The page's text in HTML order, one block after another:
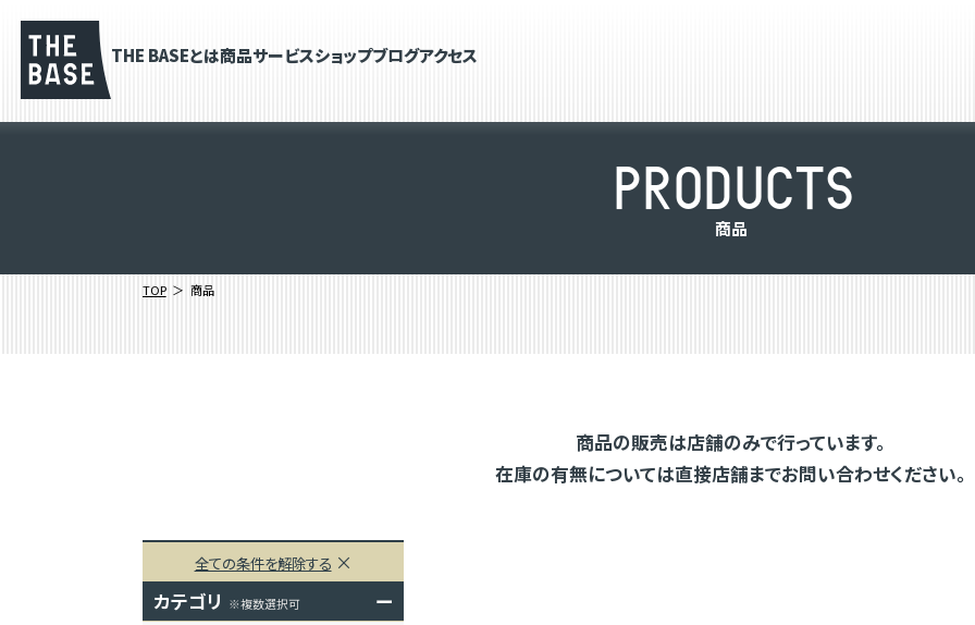
THE BASEとは商品サービスショップブログアクセス
PRODUCTS
商品
TOP 商品
商品の販売は店舗のみで行っています。
在庫の有無については直接店舗までお問い合わせください。
全ての条件を解除する
カテゴリ ※複数選択可 ー